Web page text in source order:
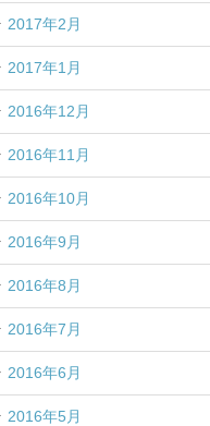
2017年2月
2017年1月
2016年12月
2016年11月
2016年10月
2016年9月
2016年8月
2016年7月
2016年6月
2016年5月